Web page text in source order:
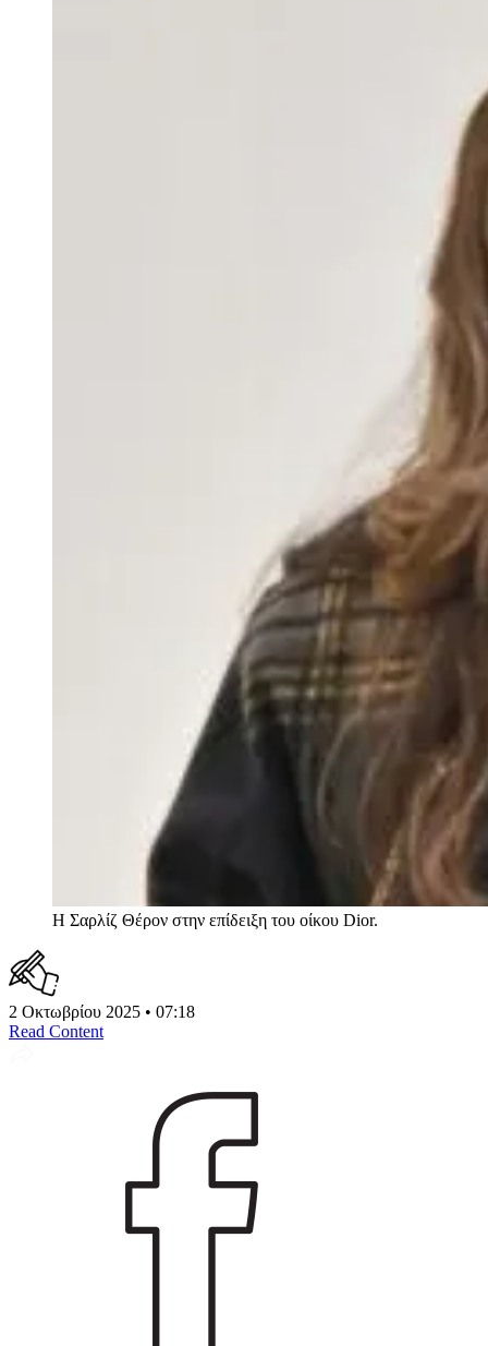
Η Σαρλίζ Θέρον στην επίδειξη του οίκου Dior.
2 Οκτωβρίου 2025 • 07:18
Read Content